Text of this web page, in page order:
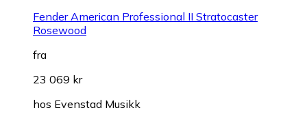
Fender American Professional II Stratocaster
Rosewood
fra
23 069 kr
hos Evenstad Musikk